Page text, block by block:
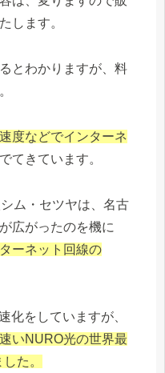
します。
とわかりますが、料
度などでインターネ
てきています。
ム・セツヤは、名古
広がったのを機に
ーネット回線の
化をしていますが、
いNURO光の世界最
た。